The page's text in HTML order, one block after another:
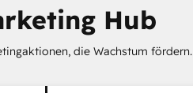
Hub
die Wachstum fördern.